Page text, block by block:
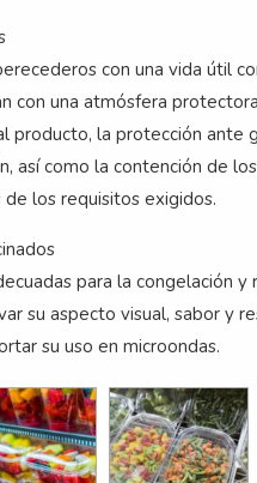
con una vida útil
con una atmósfera
producto, la protección ante
así como la contención de
de los requisitos exigidos.
para la congelación
su aspecto visual, sabor y
su uso en microondas.